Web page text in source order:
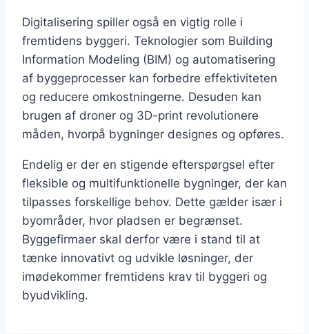
Digitalisering spiller også en vigtig rolle i
fremtidens byggeri. Teknologier som Building
Information Modeling (BIM) og automatisering
af byggeprocesser kan forbedre effektiviteten
og reducere omkostningerne. Desuden kan
brugen af droner og 3D-print revolutionere
måden, hvorpå bygninger designes og opføres.
Endelig er der en stigende efterspørgsel efter
fleksible og multifunktionelle bygninger, der kan
tilpasses forskellige behov. Dette gælder især i
byområder, hvor pladsen er begrænset.
Byggefirmaer skal derfor være i stand til at
tænke innovativt og udvikle løsninger, der
imødekommer fremtidens krav til byggeri og
byudvikling.